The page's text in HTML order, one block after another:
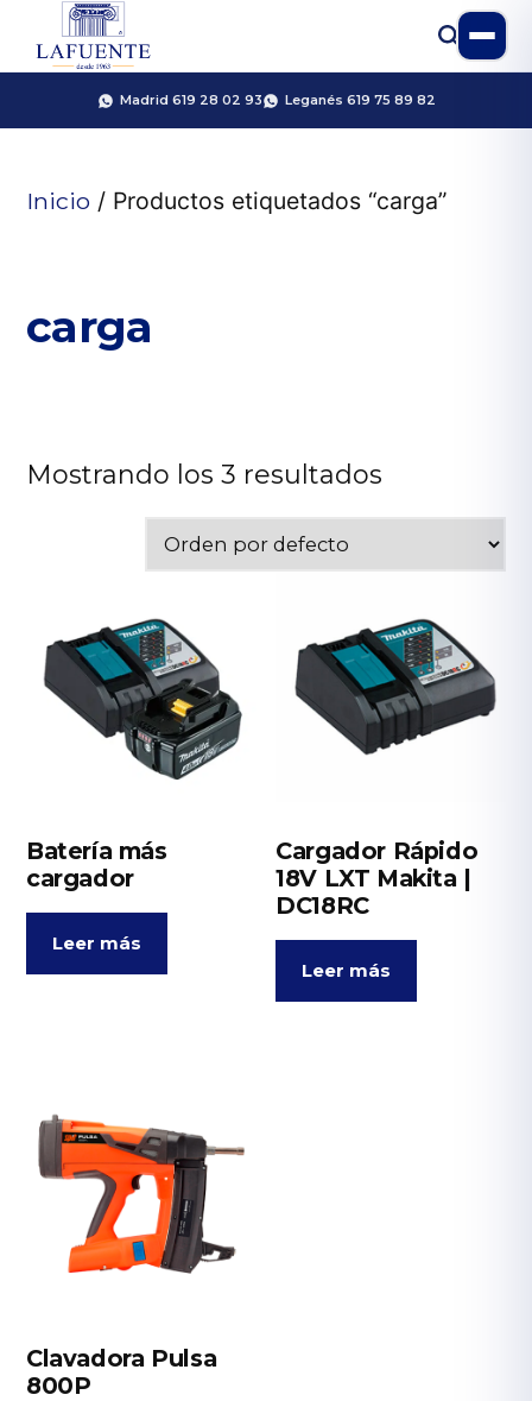
Madrid 619 28 02 93 Leganés 619 75 89 82
Inicio / Productos etiquetados “carga”
carga
Mostrando los 3 resultados
Batería más
cargador
Leer más
Cargador Rápido
18V LXT Makita |
DC18RC
Leer más
Clavadora Pulsa
800P